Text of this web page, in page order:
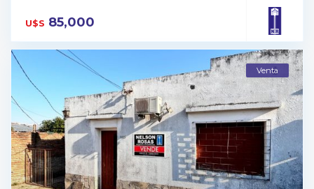
U$S 85,000
Venta